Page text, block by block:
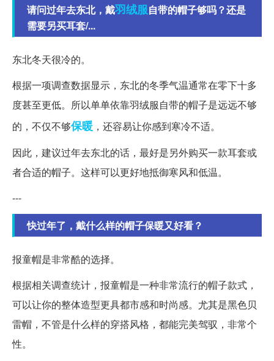
请问过年去东北，戴羽绒服自带的帽子够吗？还是
需要另买耳套/...
东北冬天很冷的。
根据一项调查数据显示，东北的冬季气温通常在零下十多
度甚至更低。所以单单依靠羽绒服自带的帽子是远远不够
的，不仅不够保暖 ，还容易让你感到寒冷不适。
因此，建议过年去东北的话，最好是另外购买一款耳套或
者合适的帽子。这样可以更好地抵御寒风和低温。
---
快过年了，戴什么样的帽子保暖又好看？
报童帽是非常酷的选择。
根据相关调查统计，报童帽是一种非常流行的帽子款式，
可以让你的整体造型更具都市感和时尚感。尤其是黑色贝
雷帽，不管是什么样的穿搭风格，都能完美驾驭，非常个
性。